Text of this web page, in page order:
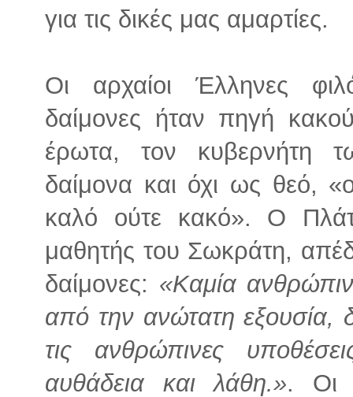
για τις δικές μας αμαρτίες.
Οι αρχαίοι Έλληνες
δαίμονες ήταν πηγή
έρωτα, τον κυβερνήτη
δαίμονα και όχι ως θεό,
καλό ούτε κακό». Ο
μαθητής του Σωκράτη,
δαίμονες: «Καμία
από την ανώτατη εξουσία,
τις ανθρώπινες
αυθάδεια και λάθη.». Οι